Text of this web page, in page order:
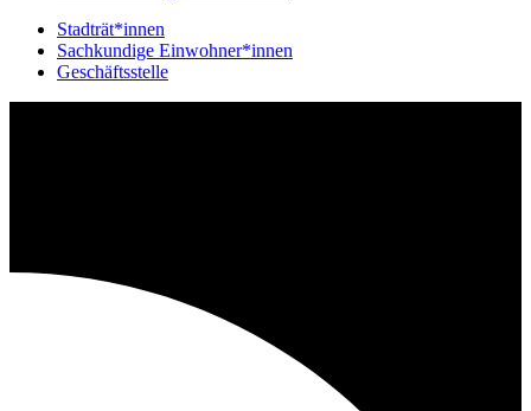
Stadträt*innen
Sachkundige Einwohner*innen
Geschäftsstelle